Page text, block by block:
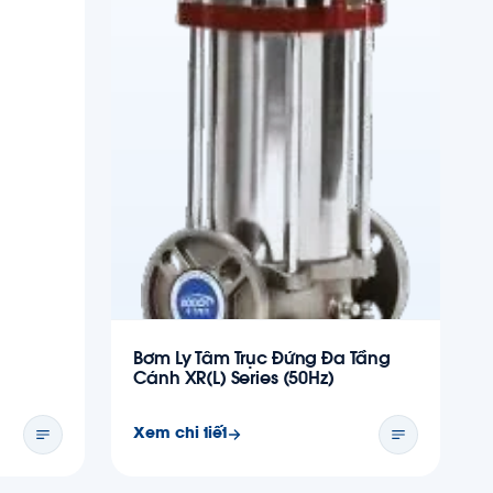
Bơm Ly Tâm Trục Đứng Đa Tầng
Cánh XR(L) Series (50Hz)
Xem chi tiết